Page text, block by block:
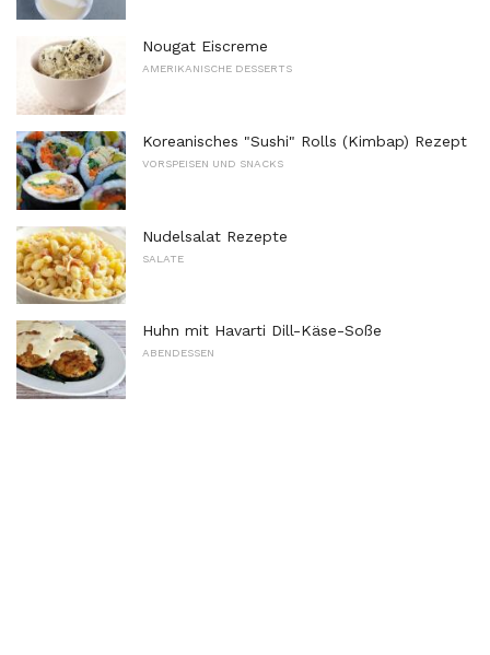
Nougat Eiscreme
AMERIKANISCHE DESSERTS
Koreanisches "Sushi" Rolls (Kimbap) Rezept
VORSPEISEN UND SNACKS
Nudelsalat Rezepte
SALATE
Huhn mit Havarti Dill-Käse-Soße
ABENDESSEN